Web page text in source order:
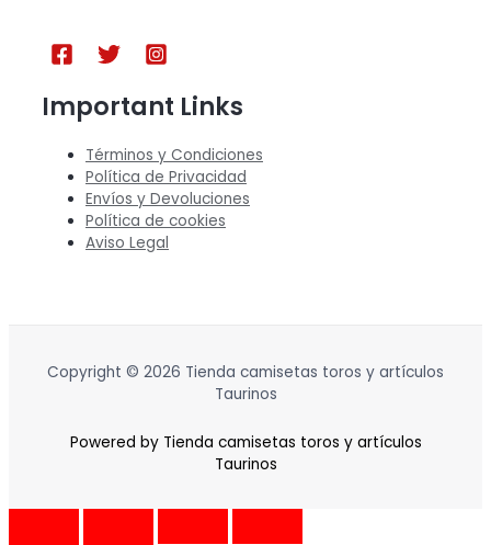
Important Links
Términos y Condiciones
Política de Privacidad
Envíos y Devoluciones
Política de cookies
Aviso Legal
Copyright © 2026 Tienda camisetas toros y artículos
Taurinos
Powered by Tienda camisetas toros y artículos
Taurinos